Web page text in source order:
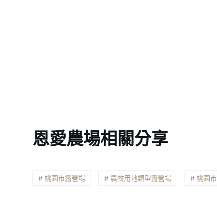
恩愛農場相關分享
# 桃園市露營場 # 農牧用地類型露營場 # 桃園